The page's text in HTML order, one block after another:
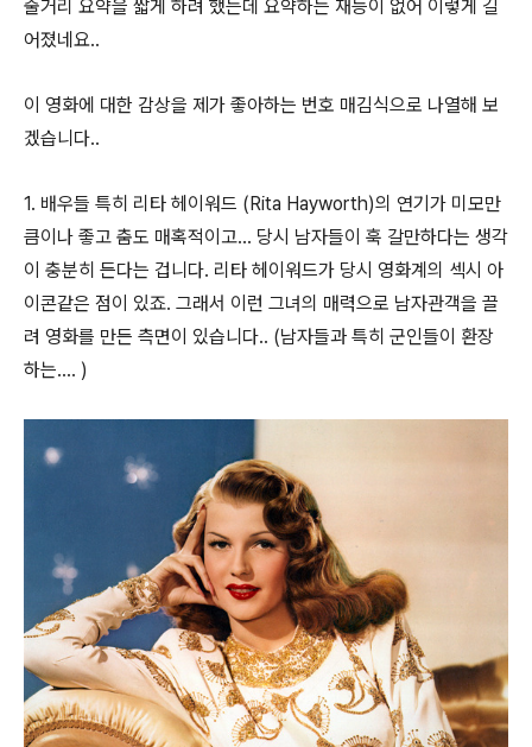
줄거리 요약을 짧게 하려 했는데 요약하는 재능이 없어 이렇게 길
어졌네요..
이 영화에 대한 감상을 제가 좋아하는 번호 매김식으로 나열해 보
겠습니다..
1. 배우들 특히 리타 헤이워드 (Rita Hayworth)의 연기가 미모만
큼이나 좋고 춤도 매혹적이고... 당시 남자들이 훅 갈만하다는 생각
이 충분히 든다는 겁니다. 리타 헤이워드가 당시 영화계의 섹시 아
이콘같은 점이 있죠. 그래서 이런 그녀의 매력으로 남자관객을 끌
려 영화를 만든 측면이 있습니다.. (남자들과 특히 군인들이 환장
하는.... )